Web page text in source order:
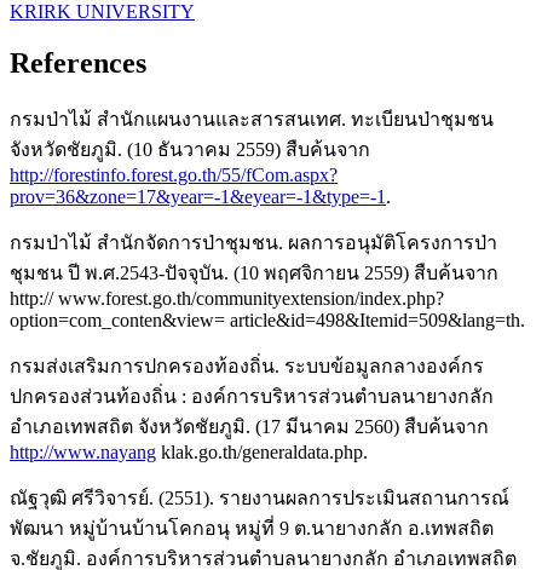
KRIRK UNIVERSITY
References
กรมป่าไม้ สำนักแผนงานและสารสนเทศ. ทะเบียนป่าชุมชน
จังหวัดชัยภูมิ. (10 ธันวาคม 2559) สืบค้นจาก
http://forestinfo.forest.go.th/55/fCom.aspx?
prov=36&zone=17&year=-1&eyear=-1&type=-1 .
กรมป่าไม้ สำนักจัดการป่าชุมชน. ผลการอนุมัติโครงการป่า
ชุมชน ปี พ.ศ.2543-ปัจจุบัน. (10 พฤศจิกายน 2559) สืบค้นจาก
http:// www.forest.go.th/communityextension/index.php?
option=com_conten&view= article&id=498&Itemid=509&lang=th.
กรมส่งเสริมการปกครองท้องถิ่น. ระบบข้อมูลกลางองค์กร
ปกครองส่วนท้องถิ่น : องค์การบริหารส่วนตำบลนายางกลัก
อำเภอเทพสถิต จังหวัดชัยภูมิ. (17 มีนาคม 2560) สืบค้นจาก
http://www.nayang klak.go.th/generaldata.php.
ณัฐวุฒิ ศรีวิจารย์. (2551). รายงานผลการประเมินสถานการณ์
พัฒนา หมู่บ้านบ้านโคกอนุ หมู่ที่ 9 ต.นายางกลัก อ.เทพสถิต
จ.ชัยภูมิ. องค์การบริหารส่วนตำบลนายางกลัก อำเภอเทพสถิต